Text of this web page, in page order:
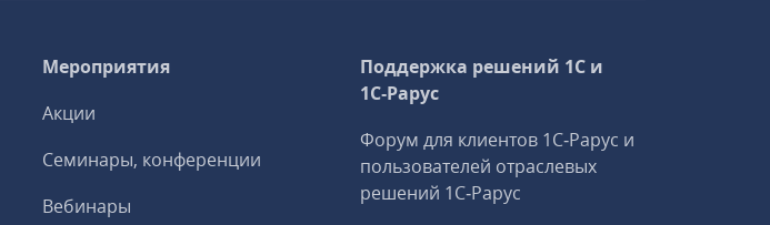
Мероприятия
Акции
Семинары, конференции
Вебинары
Поддержка решений 1С и
1С‑Рарус
Форум для клиентов 1С‑Рарус и
пользователей отраслевых
решений 1С‑Рарус